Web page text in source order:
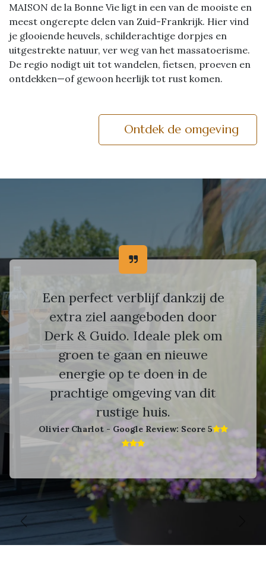
MAISON de la Bonne Vie ligt in een van de mooiste en
meest ongerepte delen van Zuid-Frankrijk. Hier vind
je glooiende heuvels, schilderachtige dorpjes en
uitgestrekte natuur, ver weg van het massatoerisme.
De regio nodigt uit tot wandelen, fietsen, proeven en
ontdekken—of gewoon heerlijk tot rust komen.
Ontdek de omgeving
Een perfect verblijf dankzij de
extra ziel aangeboden door
Derk & Guido. Ideale plek om
groen te gaan en nieuwe
energie op te doen in de
prachtige omgeving van dit
rustige huis.
Olivier Charlot - Google Review: Score 5​
Vorige